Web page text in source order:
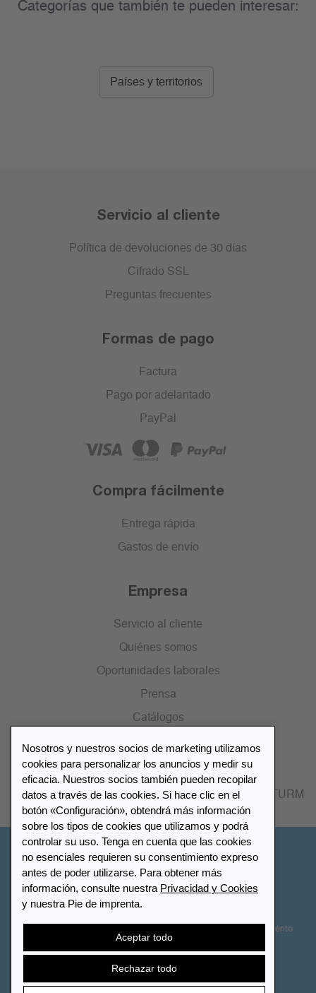
Categorías que también te pueden interesar:
Países y territorios
Servicio al cliente
Política de devoluciones de 30 días
Cifrado SSL
Preguntas frecuentes
Formas de pago
Factura
Pago por adelantado
PayPal
Compra fácilmente
Entrega rápida
Gastos de envío
Empresa
Servicio al cliente
Quiénes somos
Oportunidades laborales
Prensa
Catálogos
Lista de distribuidores
Encuentre su distribuidor más cercano LEUCHTTURM
Nosotros y nuestros socios de marketing utilizamos
cookies para personalizar los anuncios y medir su
eficacia. Nuestros socios también pueden recopilar
datos a través de las cookies. Si hace clic en el
botón «Configuración», obtendrá más información
sobre los tipos de cookies que utilizamos y podrá
controlar su uso. Tenga en cuenta que las cookies
no esenciales requieren su consentimiento expreso
antes de poder utilizarse. Para obtener más
información, consulte nuestra Privacidad y Cookies
y nuestra Pie de imprenta.
Aceptar todo
Rechazar todo
Configuración de cookies Privacidad y Cookies
Declaración de accesibilidad
Derecho de desistimiento
Cancelar contrato